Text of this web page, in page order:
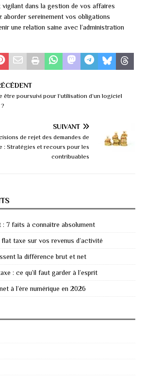
dans la gestion de vos affaires
aborder sereinement vos obligations
une relation saine avec l’administration
être poursuivi pour l’utilisation d’un logiciel
SUIVANT
de rejet des demandes de
: Stratégies et recours pour les
contribuables
7 faits à connaître absolument
flat taxe sur vos revenus d’activité
la différence brut et net
: ce qu’il faut garder à l’esprit
à l’ère numérique en 2026